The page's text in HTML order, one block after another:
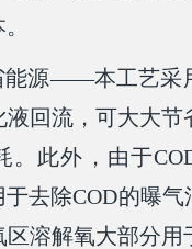
能源——本工艺采
液回流，可大大节
。此外，由于
去除COD的曝气
区溶解氧大部分用